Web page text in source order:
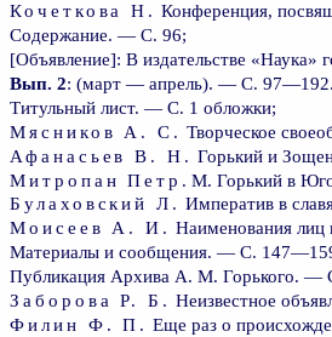
Кочеткова Н. Конференция,
Содержание. — С. 96;
[Объявление]: В издательстве «Наука»
Вып. 2: (март — апрель). — С. 97—192.
Титульный лист. — С. 1 обложки;
Мясников А. С. Творческое
Афанасьев В. Н. Горький и
Митропан Петр . М. Горький в
Булаховский Л. Императив в
Моисеев А. И. Наименования лиц
Материалы и сообщения. — С.
Публикация Архива А. М. Горького. —
Заборова Р. Б. Неизвестное
Филин Ф. П. Еще раз о